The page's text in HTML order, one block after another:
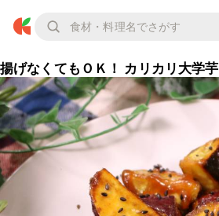
揚げなくてもＯＫ！ カリカリ大学芋